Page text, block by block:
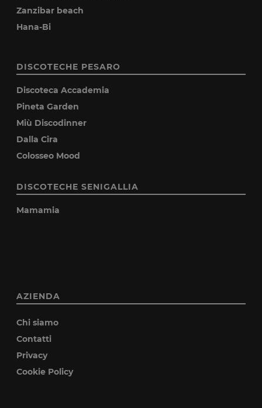
Zanzibar beach
Hana-Bi
DISCOTECHE PESARO
Discoteca Accademia
Pineta Garden
Miù Discodinner
Dalla Cira
Colosseo Mood
DISCOTECHE SENIGALLIA
Mamamia
AZIENDA
Chi siamo
Contatti
Privacy
Cookie Policy